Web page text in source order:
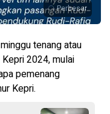
Perbesar
tenang atau
2024, mulai
pemenang
Kepri.